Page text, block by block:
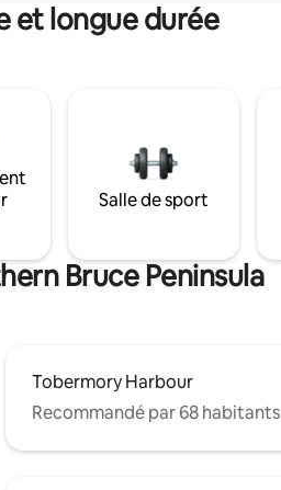
et longue durée
Salle de sport
Bruce Peninsula
Tobermory Harbour
Recommandé par 68 habitants